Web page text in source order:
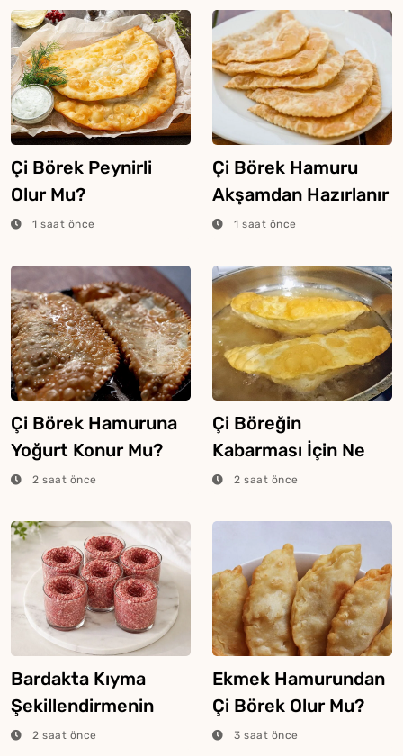
Çi Börek Peynirli
Olur Mu?
1 saat önce
Çi Börek Hamuru
Akşamdan Hazırlanır
Mı?1 saat önce
Çi Börek Hamuruna
Yoğurt Konur Mu?
2 saat önce
Çi Böreğin
Kabarması İçin Ne
Yapmalı?
2 saat önce
Bardakta Kıyma
Şekillendirmenin
Mükemmel Kısayolu
2 saat önce
Ekmek Hamurundan
Çi Börek Olur Mu?
3 saat önce